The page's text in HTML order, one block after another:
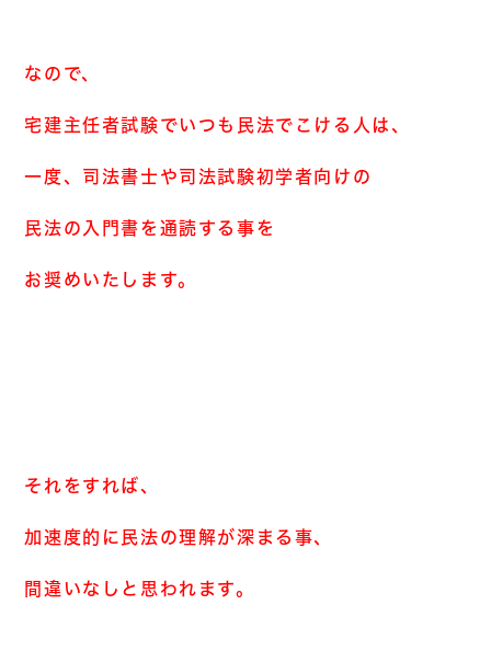
なので、
宅建主任者試験でいつも民法でこける人は、
一度、司法書士や司法試験初学者向けの
民法の入門書を通読する事を
お奨めいたします。
それをすれば、
加速度的に民法の理解が深まる事、
間違いなしと思われます。